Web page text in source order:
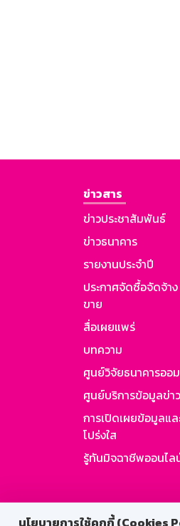
นโยบายการใช้คุกกี้ (Cookies
ข่าวสาร
ข่าวประชาสัมพันธ์
ข่าวธนาคาร
รายงานประจำปี
ประกาศจัดซื้อจัดจ้า
ขาย
สื่อเผยแพร่
บทความ
ศูนย์วิจัยธนาคารออ
ศูนย์บริการข้อมูลข่า
การเปิดเผยข้อมูลแล
โปร่งใส
รู้ทันมิจฉาชีพออนไล